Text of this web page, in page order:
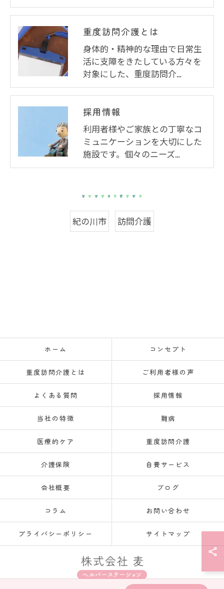
重度訪問介護とは
身体的・精神的な理由で日常生
活に支障をきたしている方々を
対象にした、重度訪問介…
採用情報
利用者様やご家族との丁寧なコ
ミュニケーションを大切にした
施設です。個々のニーズ…
紀の川市 訪問介護
ホーム コンセプト
重度訪問介護とは ご利用者様の声
よくある質問 採用情報
当社の特徴 難病
医療的ケア 重度訪問介護
介護保険 自費サービス
会社概要 ブログ
コラム お問い合わせ
プライバシーポリシー サイトマップ